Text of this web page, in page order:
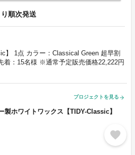
順次発送
】 1点 カラー：Classical Green 超早割
着：15名様 ※通常予定販売価格22,222円
プロジェクトを見る arrow_forward
製ホワイトワックス【TIDY-Classic】
favorite